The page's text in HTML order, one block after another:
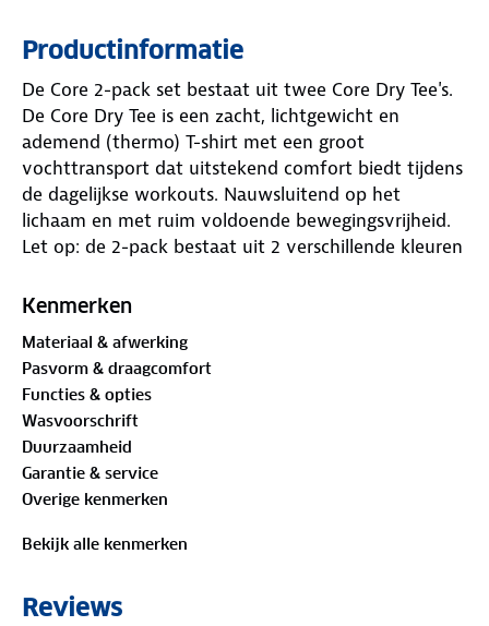
Productinformatie
De Core 2-pack set bestaat uit twee Core Dry Tee's.
De Core Dry Tee is een zacht, lichtgewicht en
ademend (thermo) T-shirt met een groot
vochttransport dat uitstekend comfort biedt tijdens
de dagelijkse workouts. Nauwsluitend op het
lichaam en met ruim voldoende bewegingsvrijheid.
Let op: de 2-pack bestaat uit 2 verschillende kleuren
Kenmerken
Materiaal & afwerking
Pasvorm & draagcomfort
Functies & opties
Wasvoorschrift
Duurzaamheid
Garantie & service
Overige kenmerken
Bekijk alle kenmerken
Reviews